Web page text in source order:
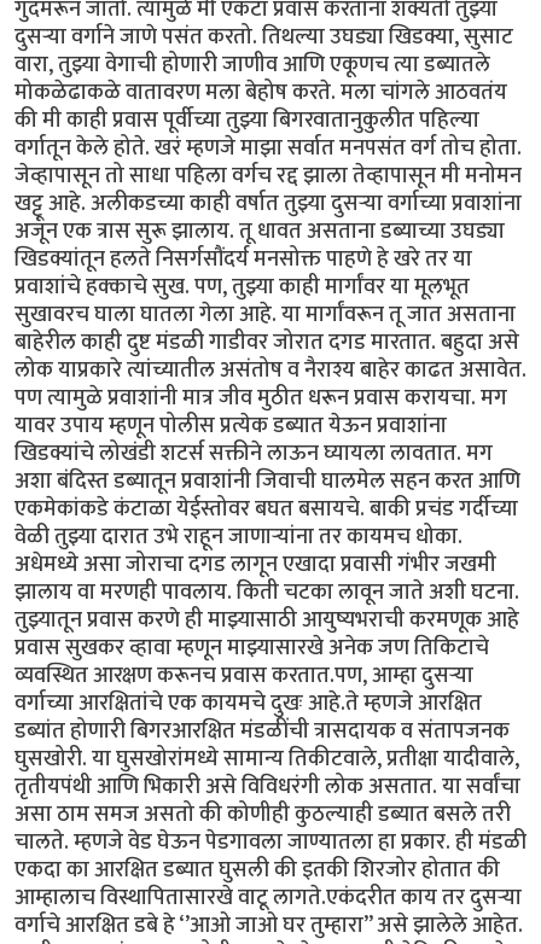
गुदमरून जातो. त्यामुळे मी एकटा प्रवास करताना शक्यतो तुझ्या
दुसऱ्या वर्गाने जाणे पसंत करतो. तिथल्या उघड्या खिडक्या, सुसाट
वारा, तुझ्या वेगाची होणारी जाणीव आणि एकूणच त्या डब्यातले
मोकळेढाकळे वातावरण मला बेहोष करते. मला चांगले आठवतंय
की मी काही प्रवास पूर्वीच्या तुझ्या बिगरवातानुकुलीत पहिल्या
वर्गातून केले होते. खरं म्हणजे माझा सर्वात मनपसंत वर्ग तोच होता.
जेव्हापासून तो साधा पहिला वर्गच रद्द झाला तेव्हापासून मी मनोमन
खट्टू आहे. अलीकडच्या काही वर्षात तुझ्या दुसऱ्या वर्गाच्या प्रवाशांना
अजून एक त्रास सुरू झालाय. तू धावत असताना डब्याच्या उघड्या
खिडक्यांतून हलते निसर्गसौंदर्य मनसोक्त पाहणे हे खरे तर या
प्रवाशांचे हक्काचे सुख. पण, तुझ्या काही मार्गांवर या मूलभूत
सुखावरच घाला घातला गेला आहे. या मार्गांवरून तू जात असताना
बाहेरील काही दुष्ट मंडळी गाडीवर जोरात दगड मारतात. बहुदा असे
लोक याप्रकारे त्यांच्यातील असंतोष व नैराश्य बाहेर काढत असावेत.
पण त्यामुळे प्रवाशांनी मात्र जीव मुठीत धरून प्रवास करायचा. मग
यावर उपाय म्हणून पोलीस प्रत्येक डब्यात येऊन प्रवाशांना
खिडक्यांचे लोखंडी शटर्स सक्तीने लाऊन घ्यायला लावतात. मग
अशा बंदिस्त डब्यातून प्रवाशांनी जिवाची घालमेल सहन करत आणि
एकमेकांकडे कंटाळा येईस्तोवर बघत बसायचे. बाकी प्रचंड गर्दीच्या
वेळी तुझ्या दारात उभे राहून जाणाऱ्यांना तर कायमच धोका.
अधेमध्ये असा जोराचा दगड लागून एखादा प्रवासी गंभीर जखमी
झालाय वा मरणही पावलाय. किती चटका लावून जाते अशी घटना.
तुझ्यातून प्रवास करणे ही माझ्यासाठी आयुष्यभराची करमणूक आहे
प्रवास सुखकर व्हावा म्हणून माझ्यासारखे अनेक जण तिकिटाचे
व्यवस्थित आरक्षण करूनच प्रवास करतात.पण, आम्हा दुसऱ्या
वर्गाच्या आरक्षितांचे एक कायमचे दुखः आहे.ते म्हणजे आरक्षित
डब्यांत होणारी बिगरआरक्षित मंडळींची त्रासदायक व संतापजनक
घुसखोरी. या घुसखोरांमध्ये सामान्य तिकीटवाले, प्रतीक्षा यादीवाले,
तृतीयपंथी आणि भिकारी असे विविधरंगी लोक असतात. या सर्वांचा
असा ठाम समज असतो की कोणीही कुठल्याही डब्यात बसले तरी
चालते. म्हणजे वेड घेऊन पेडगावला जाण्यातला हा प्रकार. ही मंडळी
एकदा का आरक्षित डब्यात घुसली की इतकी शिरजोर होतात की
आम्हालाच विस्थापितासारखे वाटू लागते.एकंदरीत काय तर दुसऱ्या
वर्गाचे आरक्षित डबे हे ‘’आओ जाओ घर तुम्हारा’’ असे झालेले आहेत.